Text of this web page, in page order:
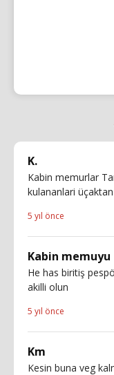
K.
Kabin memurlar
kulananlari
5 yıl önce
Kabin memuyu
He has biritiş
akilli olun
5 yıl önce
Km
Kesin buna veg